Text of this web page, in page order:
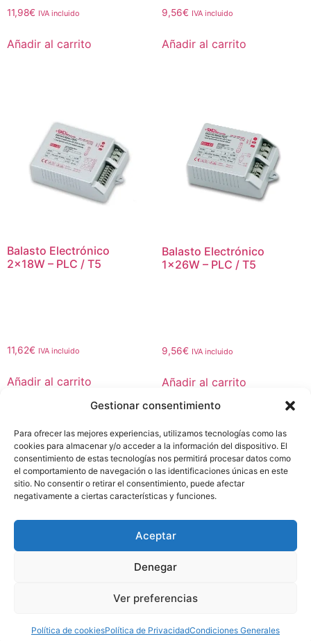
Gestionar consentimiento
Para ofrecer las mejores experiencias, utilizamos tecnologías como las
cookies para almacenar y/o acceder a la información del dispositivo. El
consentimiento de estas tecnologías nos permitirá procesar datos como
el comportamiento de navegación o las identificaciones únicas en este
sitio. No consentir o retirar el consentimiento, puede afectar
negativamente a ciertas características y funciones.
Aceptar
Denegar
Ver preferencias
Política de cookiesPolítica de PrivacidadCondiciones Generales
11,98€ IVA incluido
Añadir al carrito
9,56€ IVA incluido
Añadir al carrito
Balasto Electrónico
2x18W – PLC / T5
11,62€ IVA incluido
Añadir al carrito
Balasto Electrónico
1x26W – PLC / T5
9,56€ IVA incluido
Añadir al carrito
← 1 2 3 4 5 6 7 →
EnvíosPolítica de PrivacidadPolítica de Cookies
Condiciones Generales
con ❤ porJavier Navalón